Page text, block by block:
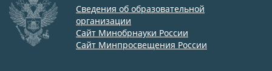
Сведения об образовательной
организации
Сайт Минобрнауки России
Сайт Минпросвещения России